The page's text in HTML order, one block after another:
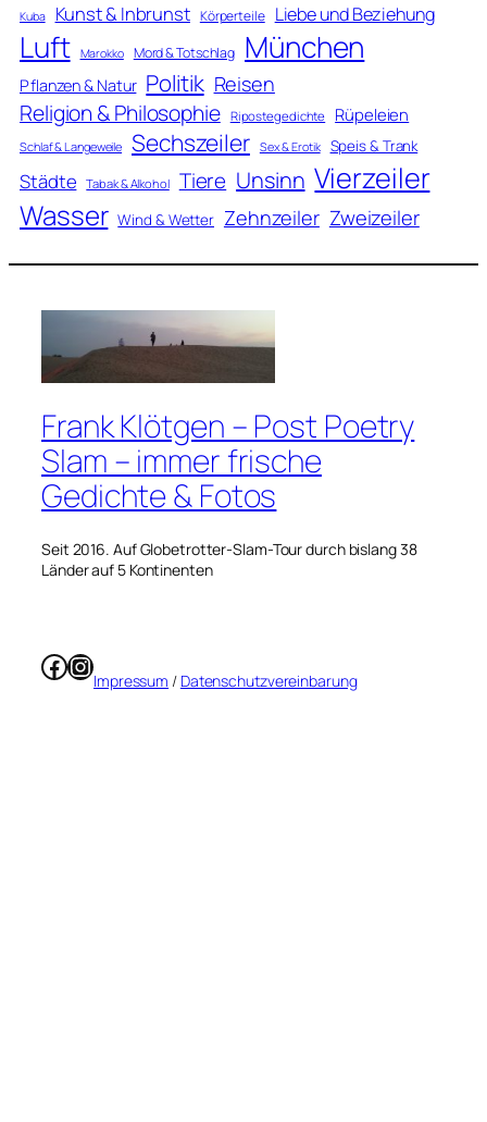
Kuba Kunst & Inbrunst Körperteile Liebe und Beziehung
Luft Marokko Mord & Totschlag München
Pflanzen & Natur Politik Reisen
Religion & Philosophie Ripostegedichte Rüpeleien
Schlaf & Langeweile Sechszeiler Sex & Erotik Speis & Trank
Städte Tabak & Alkohol Tiere Unsinn Vierzeiler
Wasser Wind & Wetter Zehnzeiler Zweizeiler
Frank Klötgen – Post Poetry
Slam – immer frische
Gedichte & Fotos
Seit 2016. Auf Globetrotter-Slam-Tour durch bislang 38
Länder auf 5 Kontinenten
Facebook
Instagram
Impressum / Datenschutzvereinbarung